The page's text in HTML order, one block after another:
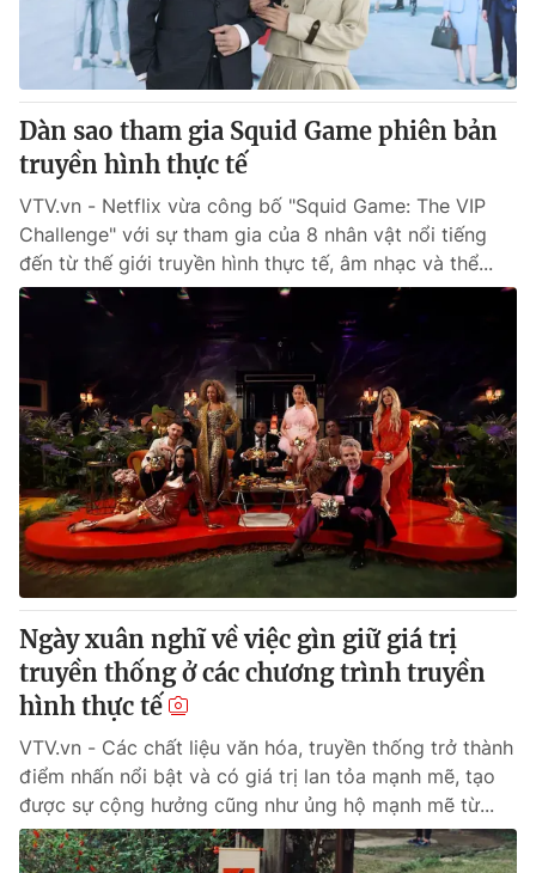
Dàn sao tham gia Squid Game phiên bản
truyền hình thực tế
VTV.vn - Netflix vừa công bố "Squid Game: The VIP
Challenge" với sự tham gia của 8 nhân vật nổi tiếng
đến từ thế giới truyền hình thực tế, âm nhạc và thể...
Ngày xuân nghĩ về việc gìn giữ giá trị
truyền thống ở các chương trình truyền
hình thực tế
VTV.vn - Các chất liệu văn hóa, truyền thống trở thành
điểm nhấn nổi bật và có giá trị lan tỏa mạnh mẽ, tạo
được sự cộng hưởng cũng như ủng hộ mạnh mẽ từ...